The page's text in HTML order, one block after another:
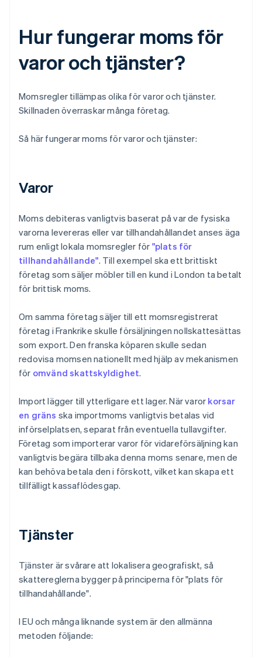
Hur fungerar moms för
varor och tjänster?
Momsregler tillämpas olika för varor och tjänster.
Skillnaden överraskar många företag.
Så här fungerar moms för varor och tjänster:
Varor
Moms debiteras vanligtvis baserat på var de fysiska
varorna levereras eller var tillhandahållandet anses äga
rum enligt lokala momsregler för "plats för
tillhandahållande". Till exempel ska ett brittiskt
företag som säljer möbler till en kund i London ta betalt
för brittisk moms.
Om samma företag säljer till ett momsregistrerat
företag i Frankrike skulle försäljningen nollskattesättas
som export. Den franska köparen skulle sedan
redovisa momsen nationellt med hjälp av mekanismen
för omvänd skattskyldighet.
Import lägger till ytterligare ett lager. När varor korsar
en gräns ska importmoms vanligtvis betalas vid
införselplatsen, separat från eventuella tullavgifter.
Företag som importerar varor för vidareförsäljning kan
vanligtvis begära tillbaka denna moms senare, men de
kan behöva betala den i förskott, vilket kan skapa ett
tillfälligt kassaflödesgap.
Tjänster
Tjänster är svårare att lokalisera geografiskt, så
skattereglerna bygger på principerna för "plats för
tillhandahållande".
I EU och många liknande system är den allmänna
metoden följande: